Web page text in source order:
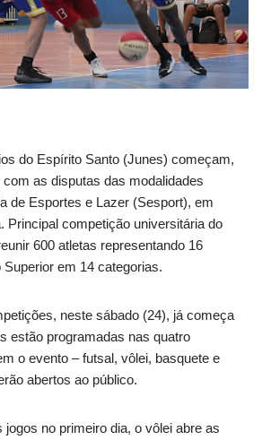
do Espírito Santo (Junes) começam,
as disputas das modalidades
de Esportes e Lazer (Sesport), em
Principal competição universitária do
600 atletas representando 16
em 14 categorias.
neste sábado (24), já começa
estão programadas nas quatro
o evento – futsal, vôlei, basquete e
abertos ao público.
no primeiro dia, o vôlei abre as